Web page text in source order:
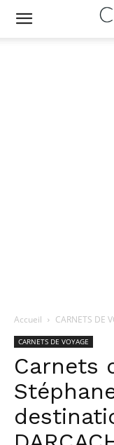
Accueil CARNETS DE
CARNETS DE VOYAGE
Carnets